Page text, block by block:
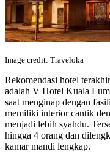
Image credit: Traveloka
Rekomendasi hotel
adalah V Hotel Kuala
saat menginap dengan
memiliki interior cantik
menjadi lebih syahdu.
hingga 4 orang dan
kamar mandi lengkap.